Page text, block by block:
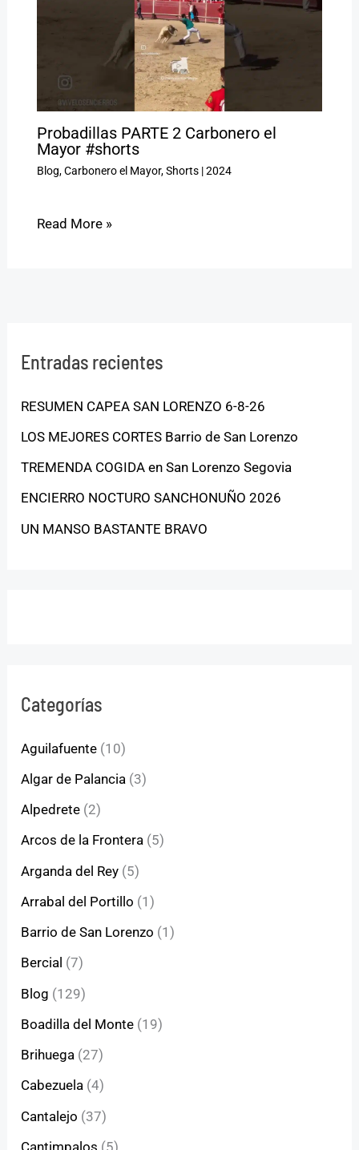
Probadillas PARTE 2 Carbonero el
Mayor #shorts
Blog,Carbonero el Mayor,Shorts|2024
Read More »
Entradas recientes
RESUMEN CAPEA SAN LORENZO 6-8-26
LOS MEJORES CORTES Barrio de San Lorenzo
TREMENDA COGIDA en San Lorenzo Segovia
ENCIERRO NOCTURO SANCHONUÑO 2026
UN MANSO BASTANTE BRAVO
Categorías
Aguilafuente (10)
Algar de Palancia (3)
Alpedrete (2)
Arcos de la Frontera (5)
Arganda del Rey (5)
Arrabal del Portillo (1)
Barrio de San Lorenzo (1)
Bercial (7)
Blog (129)
Boadilla del Monte (19)
Brihuega (27)
Cabezuela (4)
Cantalejo (37)
Cantimpalos (5)